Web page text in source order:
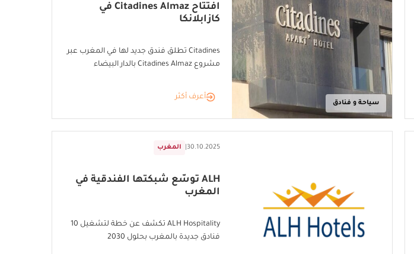
سياحة و فنادق
افتتاح Citadines Almaz في
كازابلانكا
Citadines تطلق فندق جديد لها في المغرب عبر
مشروع Citadines Almaz بالدار البيضاء
أعرف أكثر
المغرب 30.10.2025
ALH توسّع شبكتها الفندقية في
المغرب
ALH Hospitality تكشف عن خطة لتشغيل 10
فنادق جديدة بالمغرب بحلول 2030